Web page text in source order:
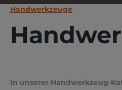
Handwerkzeuge
In unserer Handwerkzeug-